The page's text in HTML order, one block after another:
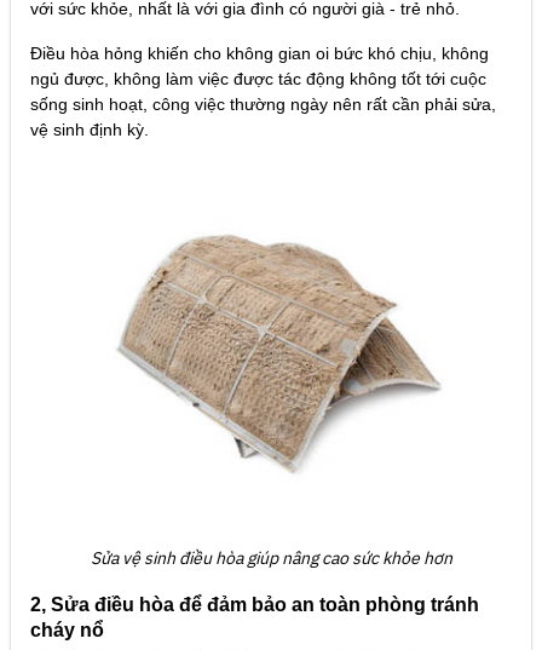
với sức khỏe, nhất là với gia đình có người già - trẻ nhỏ.
Điều hòa hỏng khiến cho không gian oi bức khó chịu, không
ngủ được, không làm việc được tác động không tốt tới cuộc
sống sinh hoạt, công việc thường ngày nên rất cần phải sửa,
vệ sinh định kỳ.
Sửa vệ sinh điều hòa giúp nâng cao sức khỏe hơn
2, Sửa điều hòa để đảm bảo an toàn phòng tránh
cháy nổ